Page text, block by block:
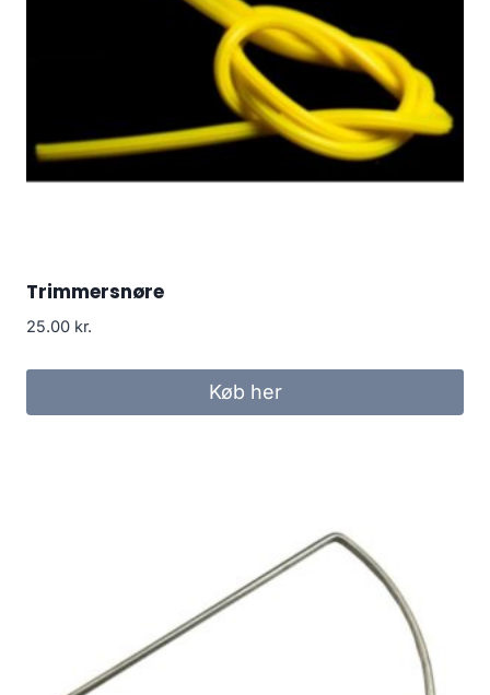
Trimmersnøre
25.00 kr.
Køb her